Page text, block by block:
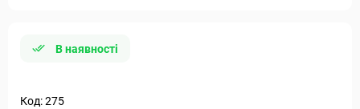
В наявності
Код: 275